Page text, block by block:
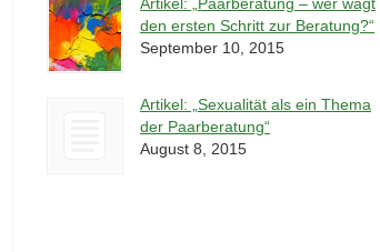
den ersten Schritt zur Beratung?“
September 10, 2015
Artikel: „Sexualität als ein Thema
der Paarberatung“
August 8, 2015